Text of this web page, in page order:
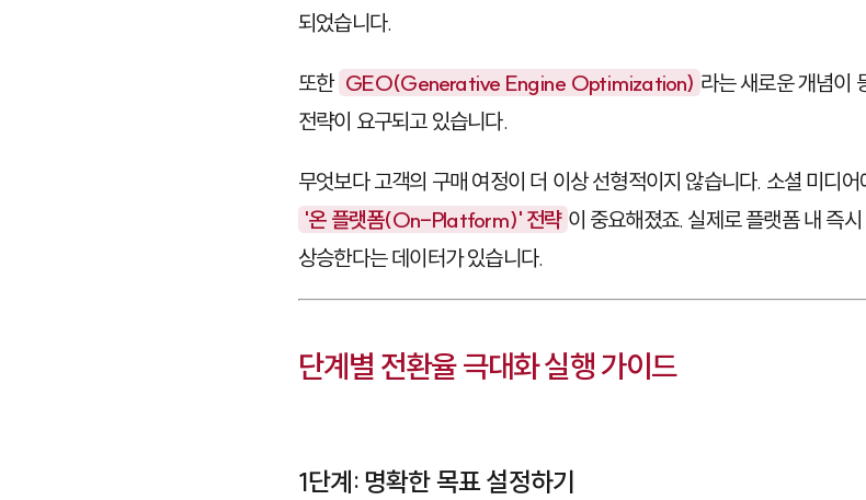
되었습니다.
또한 GEO(Generative Engine Optimization) 라는 새로운 개념이
전략이 요구되고 있습니다.
무엇보다 고객의 구매 여정이 더 이상 선형적이지 않습니다. 소셜 미디
'온 플랫폼(On-Platform)' 전략 이 중요해졌죠. 실제로 플랫폼 내 즉
상승한다는 데이터가 있습니다.
단계별 전환율 극대화 실행 가이드
1단계: 명확한 목표 설정하기